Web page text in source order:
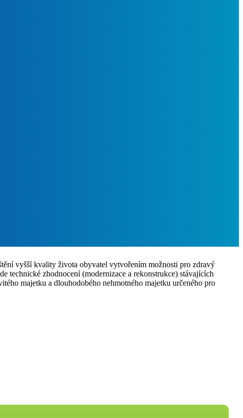
vyšší kvality života obyvatel vytvořením možnosti pro zdravý
zhodnocení (modernizace a rekonstrukce) stávajících
majetku a dlouhodobého nehmotného majetku určeného pro